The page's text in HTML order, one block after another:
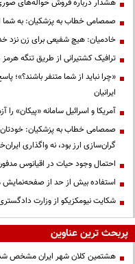
هشدار درباره فروش حواله‌های
صمصامی خطاب به پزشکیان: به شما
خادمیان: هیچ شفیعی برای زن نزد
ترافیک کشتیرانی از طریق تنگه هرمز در یک هفته
«چرا نباید از شما متنفر باشند؟»؛
ایرانیان
آمریکا و اسرائیل سامانه «پیکان» را
صمصامی خطاب به پزشکیان: خودتان
گران‌سازی ارز بود، نه واگذاری
احتمال وجود حیات در اقیانوس
استفاده بیش از حد از صفحه‌نمایش
شکایت نیومکزیکو از وزارت
پربحث ترین عناوین
هشتمین کلان شهر ایران مشخص